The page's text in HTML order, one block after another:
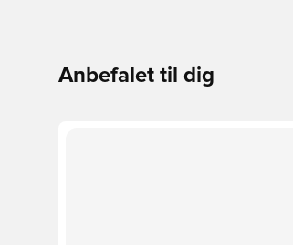
Anbefalet til dig